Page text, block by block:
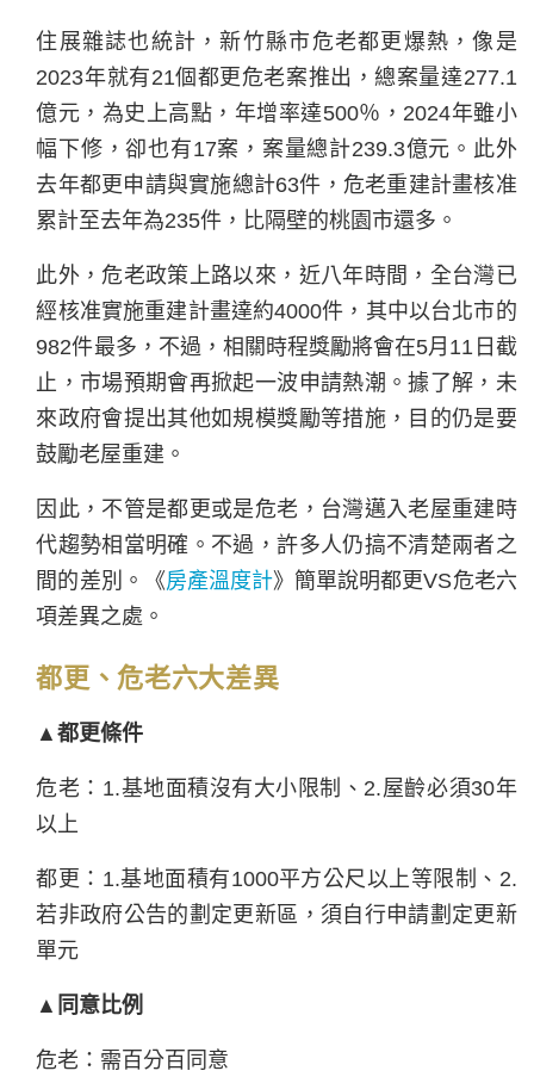
住展雜誌也統計，新竹縣市危老都更爆熱，像是
2023年就有21個都更危老案推出，總案量達277.1
億元，為史上高點，年增率達500％，2024年雖小
幅下修，卻也有17案，案量總計239.3億元。此外
去年都更申請與實施總計63件，危老重建計畫核准
累計至去年為235件，比隔壁的桃園市還多。
此外，危老政策上路以來，近八年時間，全台灣已
經核准實施重建計畫達約4000件，其中以台北市的
982件最多，不過，相關時程獎勵將會在5月11日截
止，市場預期會再掀起一波申請熱潮。據了解，未
來政府會提出其他如規模獎勵等措施，目的仍是要
鼓勵老屋重建。
因此，不管是都更或是危老，台灣邁入老屋重建時
代趨勢相當明確。不過，許多人仍搞不清楚兩者之
間的差別。《房產溫度計》簡單說明都更VS危老六
項差異之處。
都更、危老六大差異
▲都更條件
危老：1.基地面積沒有大小限制、2.屋齡必須30年
以上
都更：1.基地面積有1000平方公尺以上等限制、2.
若非政府公告的劃定更新區，須自行申請劃定更新
單元
▲同意比例
危老：需百分百同意